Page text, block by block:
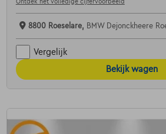
8800 Roeselare, BMW Dejonckheere
Vergelijk
Bekijk wagen